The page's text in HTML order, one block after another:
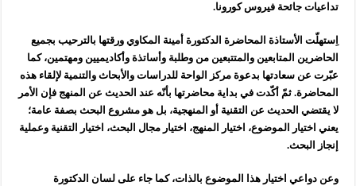
تداعيات جائحة فيروس كورونا.
اِستهلّت الأستاذة المحاضرة الدكتورة أمينة المكاوي ورقتها بالترحيب بجميع
الحاضرين المتابعين والمتتبعين من وطلبة وأساتذة وأكاديميين ومهتمين، كما
عبّرت عن سعادتها بدعوة مركز الواحة للدراسات والأبحاث والتنمية لإلقاء هذه
المحاضرة. ثمّ أكّدت في بداية محاضرتها بأنّه عند الحديث عن المنهج فإن الأمر
لا يقتضي الحديث عن التقنية أو المنهجية، بل هو مشروع البحث بصفة عامة؛
يعني اختيار الموضوع، اختيار المنهج، اختيار مجال البحث، اختيار التقنية وعملية
إنجاز البحث.
وعن دواعي اختيار هذا الموضوع بالذات، كما جاء على لسان الدكتورة